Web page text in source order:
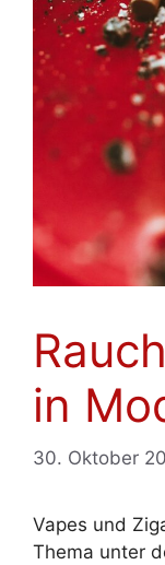
in
30. Oktober
Vapes und
Thema unter